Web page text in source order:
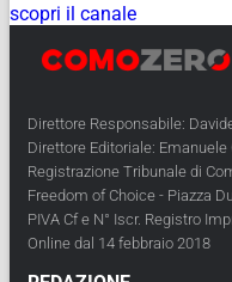
scopri il canale
Direttore Responsabile:
Direttore Editoriale: Emanuele
Registrazione Tribunale di
Freedom of Choice - Piazza
PIVA Cf e N° Iscr. Registro
Online dal 14 febbraio 2018